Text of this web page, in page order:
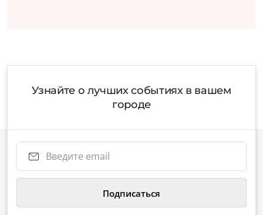
Узнайте о лучших событиях в вашем
городе